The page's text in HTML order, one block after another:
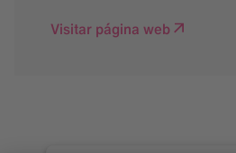
Visitar página web